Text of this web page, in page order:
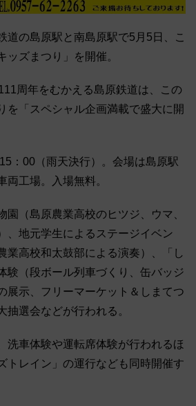
道の島原駅と南島原駅で5月5日、こ
ッズまつり」を開催。
周年をむかえる島原鉄道は、この
を「スペシャル企画満載で盛大に開
：00（雨天決行）。会場は島原駅
両工場。入場無料。
園（島原農業高校のヒツジ、ウマ、
、地元学生によるステージイベン
業高校和太鼓部による演奏）、「し
験（段ボール列車づくり、缶バッジ
展示、フリーマーケット＆しまてつ
抽選会などが行われる。
洗車体験や運転席体験が行われるほ
トレイン」の運行なども同時開催す